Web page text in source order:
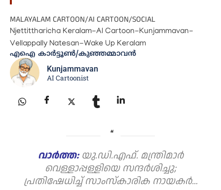
MALAYALAM CARTOON/AI CARTOON/SOCIAL
Njettittharicha Keralam-AI Cartoon-Kunjammavan-
Vellappally Natesan-Wake Up Keralam
എഐ കാർട്ടൂൺ/കുഞ്ഞമ്മാവൻ
Kunjammavan
AI Cartoonist
വാർത്ത:യു.ഡി.എഫ്. മന്ത്രിമാർ
വെള്ളാപ്പള്ളിയെ സന്ദർശിച്ചു;
പ്രതിഷേധിച്ച് സാംസ്കാരിക നായകർ…